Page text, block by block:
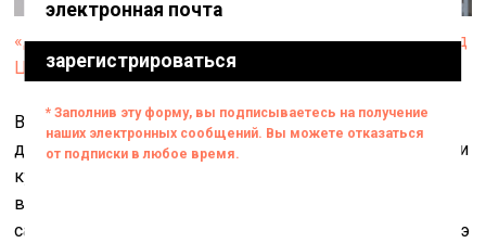
«ДК Громов». Работы Егора Федоричева. Фото: Леонид
Цхэ
В пространстве «ДК Громов», плохо приспособленном
для выставок, художник Александр Дашевский в роли
куратора сделал внушительную экспозицию,
выстроив в зале белые стенды для развески работ
самого большого формата, какие написали Леонид Цхэ